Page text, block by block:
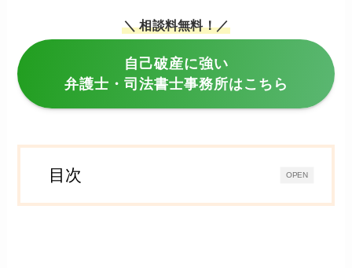
＼ 相談料無料！／
自己破産に強い
弁護士・司法書士事務所はこちら
OPEN
目次